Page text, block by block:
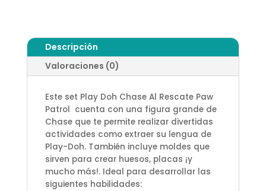
Descripción
Valoraciones (0)
Este set Play Doh Chase Al Rescate Paw
Patrol cuenta con una figura grande de
Chase que te permite realizar divertidas
actividades como extraer su lengua de
Play-Doh. También incluye moldes que
sirven para crear huesos, placas ¡y
mucho más!. Ideal para desarrollar las
siguientes habilidades: